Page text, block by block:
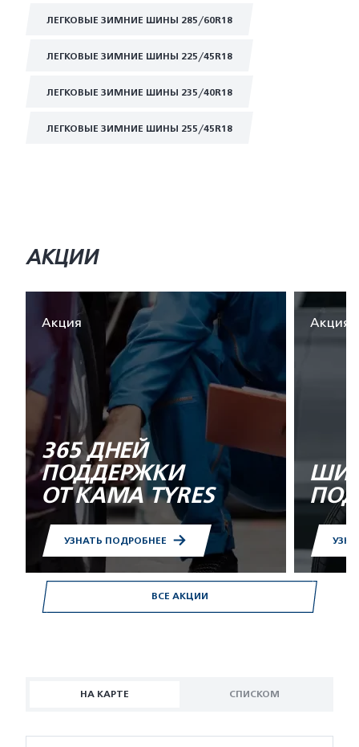
ЛЕГКОВЫЕ ЗИМНИЕ ШИНЫ 285/60R18
ЛЕГКОВЫЕ ЗИМНИЕ ШИНЫ 225/45R18
ЛЕГКОВЫЕ ЗИМНИЕ ШИНЫ 235/40R18
ЛЕГКОВЫЕ ЗИМНИЕ ШИНЫ 255/45R18
ВСЕ АКЦИИ
АКЦИИ
Акция
365 ДНЕЙ
ПОДДЕРЖКИ
ОТ KAMA TYRES
УЗНАТЬ ПОДРОБНЕЕ
Акция
НА КАРТЕ СПИСКОМ